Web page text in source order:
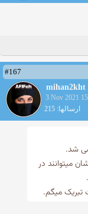
#167
mihan2kht
3 Nov 2021
ارسالها: 215
میتوانند در